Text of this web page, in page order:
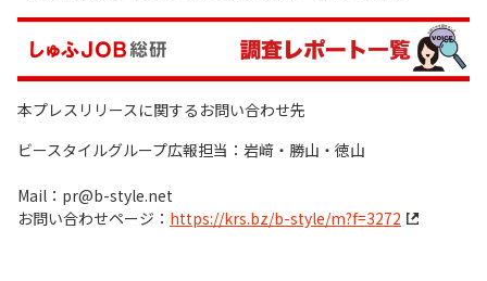
本プレスリリースに関するお問い合わせ先
ビースタイルグループ広報担当：岩﨑・勝山・徳山
Mail：pr@b-style.net
お問い合わせページ： https://krs.bz/b-style/m?f=3272